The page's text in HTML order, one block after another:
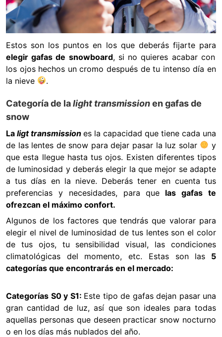
Estos son los puntos en los que deberás fijarte para
elegir gafas de snowboard, si no quieres acabar con
los ojos hechos un cromo después de tu intenso día en
la nieve
.
Categoría de lalight transmissionen gafas de
snow
La ligt transmission es la capacidad que tiene cada una
de las lentes de snow para dejar pasar la luz solar
y
que esta llegue hasta tus ojos. Existen diferentes tipos
de luminosidad y deberás elegir la que mejor se adapte
a tus días en la nieve. Deberás tener en cuenta tus
preferencias y necesidades, para que las gafas te
ofrezcan el máximo confort.
Algunos de los factores que tendrás que valorar para
elegir el nivel de luminosidad de tus lentes son el color
de tus ojos, tu sensibilidad visual, las condiciones
climatológicas del momento, etc. Estas son las 5
categorías que encontrarás en el mercado:
Categorías S0 y S1: Este tipo de gafas dejan pasar una
gran cantidad de luz, así que son ideales para todas
aquellas personas que deseen practicar snow nocturno
o en los días más nublados del año.